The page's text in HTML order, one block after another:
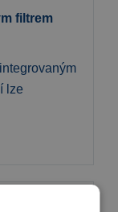
filtrem
lze